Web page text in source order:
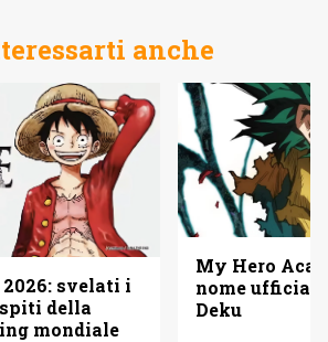
anche
2026: svelati i
della
mondiale
My Hero
nome
Deku